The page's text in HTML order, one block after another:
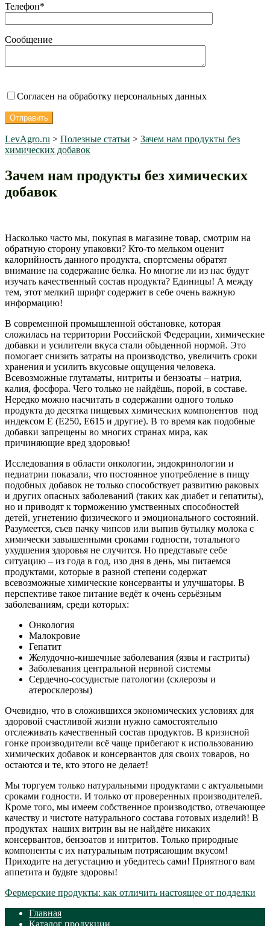
Телефон*
Сообщение
Согласен на обработку персональных данных
LevAgro.ru > Полезные статьи > Зачем нам продукты без
химических добавок
Зачем нам продукты без химических
добавок
Насколько часто мы, покупая в магазине товар, смотрим на
обратную сторону упаковки? Кто-то мельком оценит
калорийность данного продукта, спортсмены обратят
внимание на содержание белка. Но многие ли из нас будут
изучать качественный состав продукта? Единицы! А между
тем, этот мелкий шрифт содержит в себе очень важную
информацию!
В современной промышленной обстановке, которая
сложилась на территории Российской Федерации, химические
добавки и усилители вкуса стали обыденной нормой. Это
помогает снизить затраты на производство, увеличить сроки
хранения и усилить вкусовые ощущения человека.
Всевозможные глутаматы, нитриты и бензоаты – натрия,
калия, фосфора. Чего только не найдёшь, порой, в составе.
Нередко можно насчитать в содержании одного только
продукта до десятка пищевых химических компонентов под
индексом E (E250, E615 и другие). В то время как подобные
добавки запрещены во многих странах мира, как
причиняющие вред здоровью!
Исследования в области онкологии, эндокринологии и
педиатрии показали, что постоянное употребление в пищу
подобных добавок не только способствует развитию раковых
и других опасных заболеваний (таких как диабет и гепатиты),
но и приводят к торможению умственных способностей
детей, угнетению физического и эмоционального состояний.
Разумеется, съев пачку чипсов или выпив бутылку молока с
химически завышенными сроками годности, тотального
ухудшения здоровья не случится. Но представьте себе
ситуацию – из года в год, изо дня в день, мы питаемся
продуктами, которые в разной степени содержат
всевозможные химические консерванты и улучшаторы. В
перспективе такое питание ведёт к очень серьёзным
заболеваниям, среди которых:
Онкология
Малокровие
Гепатит
Желудочно-кишечные заболевания (язвы и гастриты)
Заболевания центральной нервной системы
Сердечно-сосудистые патологии (склерозы и
атеросклерозы)
Очевидно, что в сложившихся экономических условиях для
здоровой счастливой жизни нужно самостоятельно
отслеживать качественный состав продуктов. В кризисной
гонке производители всё чаще прибегают к использованию
химических добавок и консервантов для своих товаров, но
остаются и те, кто этого не делает!
Мы торгуем только натуральными продуктами с актуальными
сроками годности. И только от проверенных производителей.
Кроме того, мы имеем собственное производство, отвечающее
качеству и чистоте натурального состава готовых изделий! В
продуктах наших витрин вы не найдёте никаких
консервантов, бензоатов и нитритов. Только природные
компоненты с их натуральным потрясающим вкусом!
Приходите на дегустацию и убедитесь сами! Приятного вам
аппетита и будьте здоровы!
Навигация
по
Предыдущий:
Фермерские продукты: как отличить настоящее от подделки
Главная
Каталог продукции